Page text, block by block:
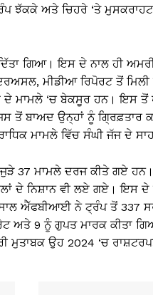
ਝੱਕਕੇ ਅਤੇ ਚਿਹਰੇ ‘ਤੇ
ਗਿਆ। ਇਸ ਦੇ ਨਾਲ ਹੀ
ਮੀਡੀਆ ਰਿਪੋਰਟ ਤੋਂ ਮਿਲੀ
ਮਾਮਲੇ ‘ਚ ਬੇਕਸੂਰ ਹਨ। ਇਸ ਤੋਂ
ਤੋਂ ਬਾਅਦ ਉਨ੍ਹਾਂ ਨੂੰ
ਮਾਮਲੇ ਵਿੱਚ ਸੰਘੀ ਜੱਜ ਦੇ
37 ਮਾਮਲੇ ਦਰਜ ਕੀਤੇ ਗਏ
ਨਿਸ਼ਾਨ ਵੀ ਲਏ ਗਏ। ਇਸ ਦੇ
ਐੱਫਬੀਆਈ ਨੇ ਟ੍ਰੰਪ ਤੋਂ 337
ਅਤੇ 9 ਨੂੰ ਗੁਪਤ ਮਾਰਕ ਕੀਤਾ
ਮੁਤਾਬਕ ਉਹ 2024 ‘ਚ